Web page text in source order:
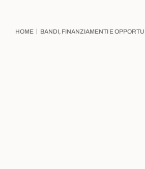
HOME | BANDI, FINANZIAMENTI E